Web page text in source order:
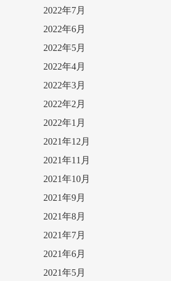
2022年7月
2022年6月
2022年5月
2022年4月
2022年3月
2022年2月
2022年1月
2021年12月
2021年11月
2021年10月
2021年9月
2021年8月
2021年7月
2021年6月
2021年5月